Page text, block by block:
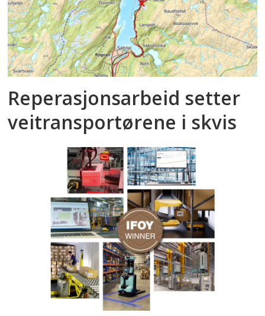
Reperasjonsarbeid setter
veitransportørene i skvis